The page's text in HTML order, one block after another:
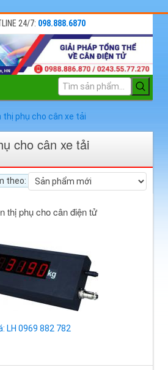
24/7: 098.888.6870
thị phụ cho cân xe tải
cho cân xe tải
theo:
thị phụ cho cân điện tử
LH 0969 882 782